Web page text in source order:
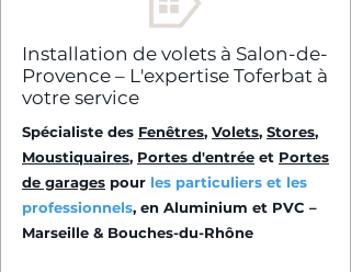
Installation de volets à Salon-de-
Provence – L'expertise Toferbat à
votre service
Spécialiste des Fenêtres, Volets, Stores,
Moustiquaires, Portes d'entrée et Portes
de garages pour les particuliers et les
professionnels, en Aluminium et PVC –
Marseille & Bouches-du-Rhône